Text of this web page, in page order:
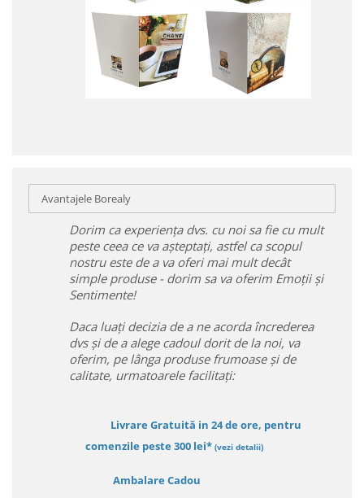
Avantajele Borealy
Dorim ca experiența dvs. cu noi sa fie cu mult
peste ceea ce va așteptați, astfel ca scopul
nostru este de a va oferi mai mult decât
simple produse - dorim sa va oferim Emoții și
Sentimente!
Daca luați decizia de a ne acorda încrederea
dvs și de a alege cadoul dorit de la noi, va
oferim, pe lânga produse frumoase și de
calitate, urmatoarele facilitați:
Livrare Gratuită in 24 de ore, pentru
comenzile peste 300 lei* (vezi detalii)
Ambalare Cadou